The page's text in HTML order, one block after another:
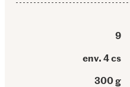
9
env. 4 cs
300 g